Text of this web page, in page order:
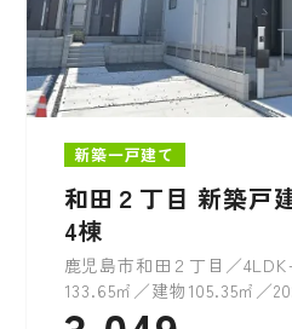
新築一戸建て
和田２丁目 新築戸
4棟
鹿児島市和田２丁目／
133.65㎡／建物105.35㎡／